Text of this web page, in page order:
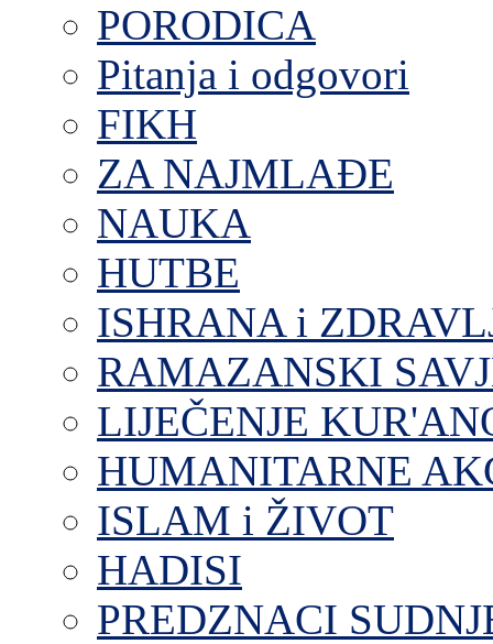
PORODICA
Pitanja i odgovori
FIKH
ZA NAJMLAĐE
NAUKA
HUTBE
ISHRANA i
RAMAZANSKI
LIJEČENJE
HUMANITARNE
ISLAM i ŽIVOT
HADISI
PREDZNACI